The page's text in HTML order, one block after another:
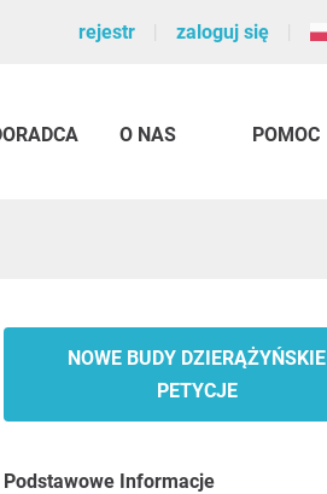
rejestr zaloguj się
O NAS POMOC
NOWE BUDY DZIERĄŻYŃSKIE
PETYCJE
Podstawowe Informacje